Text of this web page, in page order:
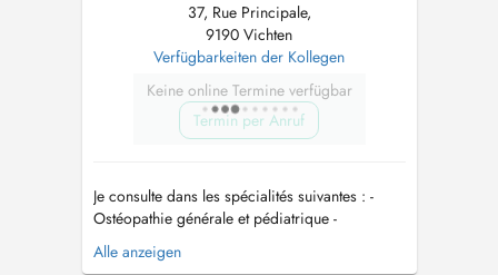
37, Rue Principale,
9190 Vichten
Verfügbarkeiten der Kollegen
Keine online Termine verfügbar
Termin per Anruf
Je consulte dans les spécialités suivantes : -
Ostéopathie générale et pédiatrique -
Ostéopathie cranio-maxillo-faciale -
Ostéopathie des troubles urologiques et de la
Alle anzeigen